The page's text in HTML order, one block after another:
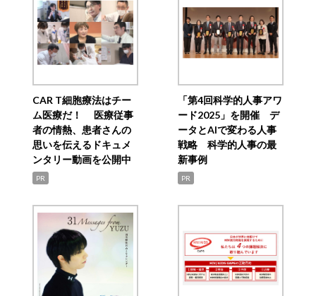
CAR T細胞療法はチー
ム医療だ！ 医療従事
者の情熱、患者さんの
思いを伝えるドキュメ
ンタリー動画を公開中
PR
「第4回科学的人事アワ
ード2025」を開催 デ
ータとAIで変わる人事
戦略 科学的人事の最
新事例
PR